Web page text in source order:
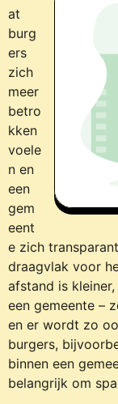
at
burg
ers
zich
meer
betro
kken
voele
n en
een
gem
eent
e zich
draagvlak voor
afstand is
een gemeente –
en er wordt zo
burgers,
binnen een
belangrijk om